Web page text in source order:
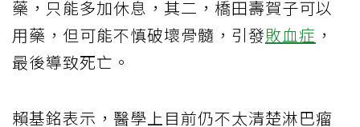
藥，只能多加休息，其二，橋田壽賀子可以
用藥，但可能不慎破壞骨髓，引發敗血症 ，
最後導致死亡。
賴基銘表示，醫學上目前仍不太清楚淋巴瘤